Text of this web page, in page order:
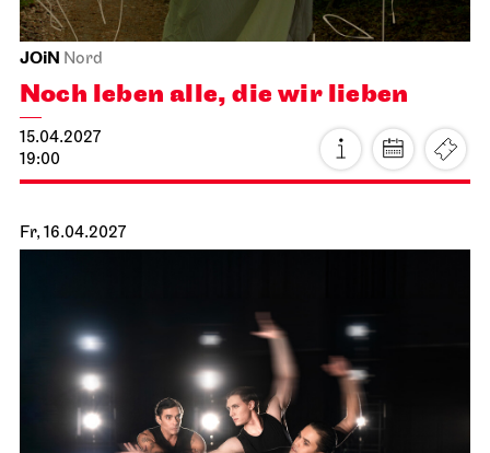
Do, 01.04.2027
Staatsoper Stuttgart Opernhaus
La Cenerentola